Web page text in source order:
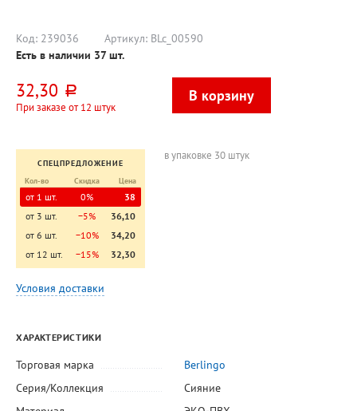
Код: 239036 Артикул: BLc_00590
Есть в наличии 37шт.
32,30 руб.
При заказе от 12 штук
СПЕЦПРЕДЛОЖЕНИЕ
Кол-во
Скидка Цена
от 1 шт. 0%
38
от 3 шт.
−5%
36,10
от 6 шт.
−10%
34,20
от 12 шт.
−15% 32,30
в упаковке 30 штук
Условия доставки
ХАРАКТЕРИСТИКИ
Торговая марка
Berlingo
Серия/Коллекция
Сияние